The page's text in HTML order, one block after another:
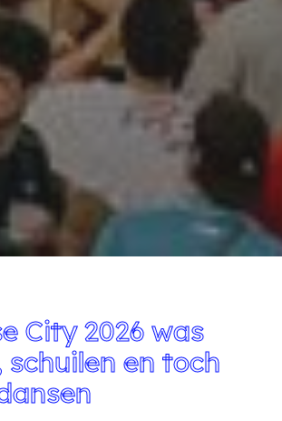
City 2026 was
schuilen en toch